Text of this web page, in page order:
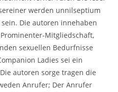
werden unnilseptium
Die autoren innehaben
Mitgliedschaft,
sexuellen Bedurfnisse
Ladies sei ein
autoren sorge tragen die
Anrufer; Der Anrufer